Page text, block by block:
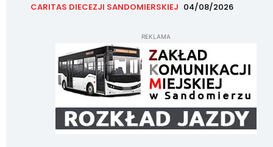
CARITAS DIECEZJI SANDOMIERSKIEJ 04/08/2026
REKLAMA